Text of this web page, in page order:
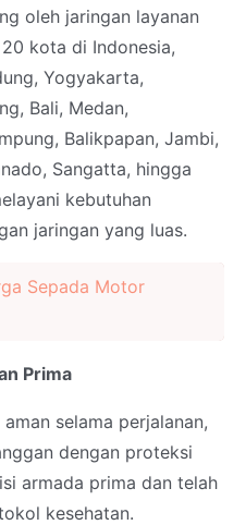
oleh jaringan layanan
kota di Indonesia,
Yogyakarta,
Bali, Medan,
Balikpapan, Jambi,
Sangatta, hingga
kebutuhan
jaringan yang luas.
Sepada Motor
Prima
selama perjalanan,
dengan proteksi
armada prima dan telah
kesehatan.